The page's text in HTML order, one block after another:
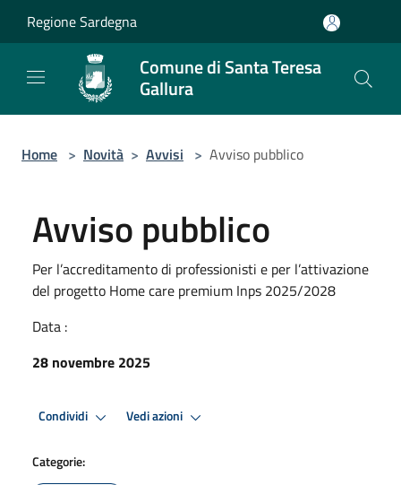
Regione Sardegna
Comune di Santa Teresa
Gallura
Home > Novità > Avvisi > Avviso pubblico
Avviso pubblico
Per l’accreditamento di professionisti e per l’attivazione
del progetto Home care premium Inps 2025/2028
Data :
28 novembre 2025
Condividi Vedi azioni
Categorie: